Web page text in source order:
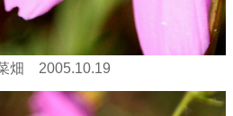
畑 2005.10.19